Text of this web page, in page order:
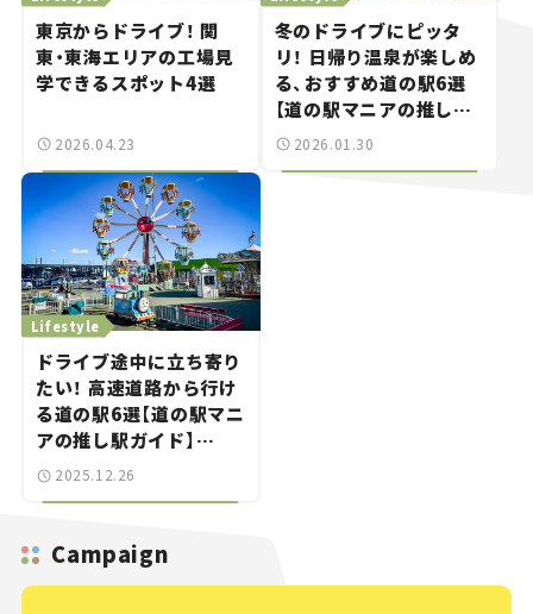
東京からドライブ！ 関
東・東海エリアの工場見
学できるスポット4選
2026.04.23
冬のドライブにピッタ
リ！ 日帰り温泉が楽しめ
る、おすすめ道の駅6選
【道の駅マニアの推し駅
ガイド】vol.13
2026.01.30
Lifestyle
ドライブ途中に立ち寄り
たい！ 高速道路から行け
る道の駅6選【道の駅マニ
アの推し駅ガイド】
vol.12
2025.12.26
Campaign